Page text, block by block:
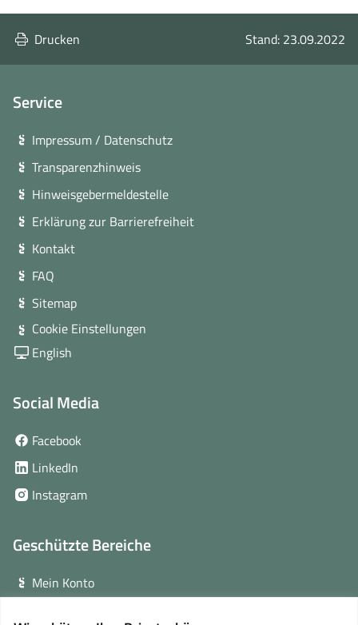
Drucken Stand: 23.09.2022
Service
Impressum / Datenschutz
Transparenzhinweis
Hinweisgebermeldestelle
Erklärung zur Barrierefreiheit
Kontakt
FAQ
Sitemap
Cookie Einstellungen
English
Social Media
Facebook
Fenster)
LinkedIn
neuem
Instagram(öffnet
Fenster)
Geschützte Bereiche
Mein Konto